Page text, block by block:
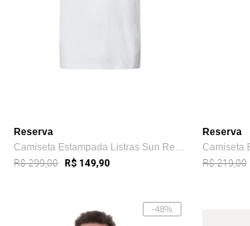
Reserva
Camiseta Estampada Listras Sun Reserva BRANCO GGG
R$ 299,00 R$ 149,90
Reserva
R$ 219,00
-48%